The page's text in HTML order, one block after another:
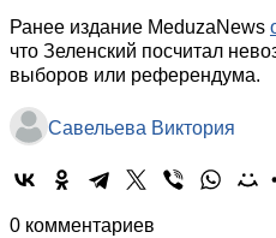
Ранее издание MeduzaNews
что Зеленский посчитал
выборов или референдума.
Савельева Виктория
0 комментариев